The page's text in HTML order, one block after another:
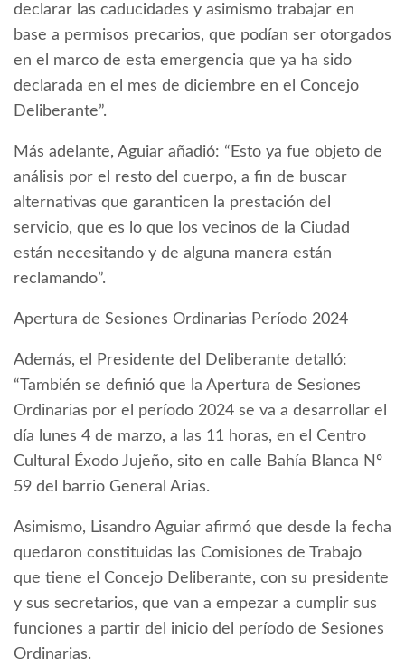
declarar las caducidades y asimismo trabajar en
base a permisos precarios, que podían ser otorgados
en el marco de esta emergencia que ya ha sido
declarada en el mes de diciembre en el Concejo
Deliberante”.
Más adelante, Aguiar añadió: “Esto ya fue objeto de
análisis por el resto del cuerpo, a fin de buscar
alternativas que garanticen la prestación del
servicio, que es lo que los vecinos de la Ciudad
están necesitando y de alguna manera están
reclamando”.
Apertura de Sesiones Ordinarias Período 2024
Además, el Presidente del Deliberante detalló:
“También se definió que la Apertura de Sesiones
Ordinarias por el período 2024 se va a desarrollar el
día lunes 4 de marzo, a las 11 horas, en el Centro
Cultural Éxodo Jujeño, sito en calle Bahía Blanca Nº
59 del barrio General Arias.
Asimismo, Lisandro Aguiar afirmó que desde la fecha
quedaron constituidas las Comisiones de Trabajo
que tiene el Concejo Deliberante, con su presidente
y sus secretarios, que van a empezar a cumplir sus
funciones a partir del inicio del período de Sesiones
Ordinarias.